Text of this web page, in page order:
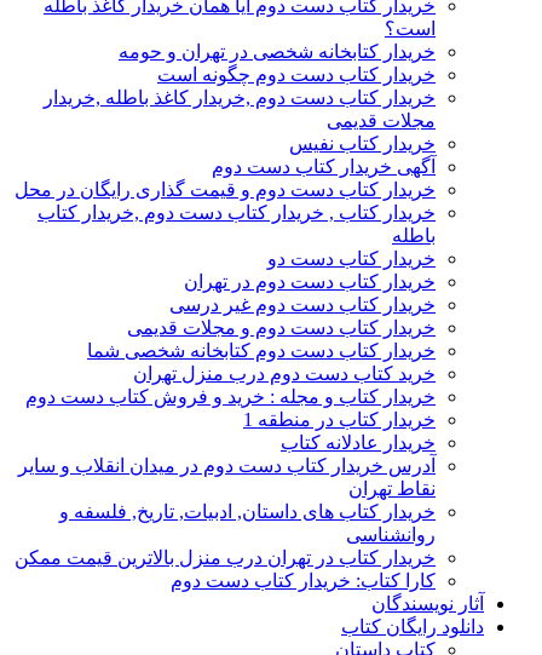
خریدار کتاب دست دوم آیا همان خریدار کاغذ باطله
است؟
خریدار کتابخانه شخصی در تهران و حومه
خریدار کتاب دست دوم چگونه است
خریدار کتاب دست دوم ,خریدار کاغذ باطله ,خریدار
مجلات قدیمی
خریدار کتاب نفیس
آگهی خریدار کتاب دست دوم
خریدار کتاب دست دوم و قیمت گذاری رایگان در محل
خریدار کتاب , خریدار کتاب دست دوم ,خریدار کتاب
باطله
خریدار کتاب دست دو
خریدار کتاب دست دوم در تهران
خریدار کتاب دست دوم غیر درسی
خریدار کتاب دست دوم و مجلات قدیمی
خریدار کتاب دست دوم کتابخانه شخصی شما
خرید کتاب دست دوم درب منزل تهران
خریدار کتاب و مجله : خرید و فروش کتاب دست دوم
خریدار کتاب در منطقه 1
خریدار عادلانه کتاب
آدرس خریدار کتاب دست دوم در میدان انقلاب و سایر
نقاط تهران
خریدار کتاب های داستان, ادبیات, تاریخ, فلسفه و
روانشناسی
خریدار کتاب در تهران درب منزل بالاترین قیمت ممکن
کارا کتاب: خریدار کتاب دست دوم
آثار نویسندگان
دانلود رایگان کتاب
کتاب داستان